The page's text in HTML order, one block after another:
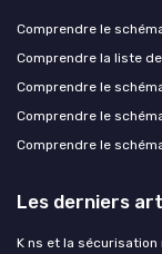
Comprendre le
Comprendre la liste
Comprendre le
Comprendre le
Comprendre le
Les derniers
K ns et la